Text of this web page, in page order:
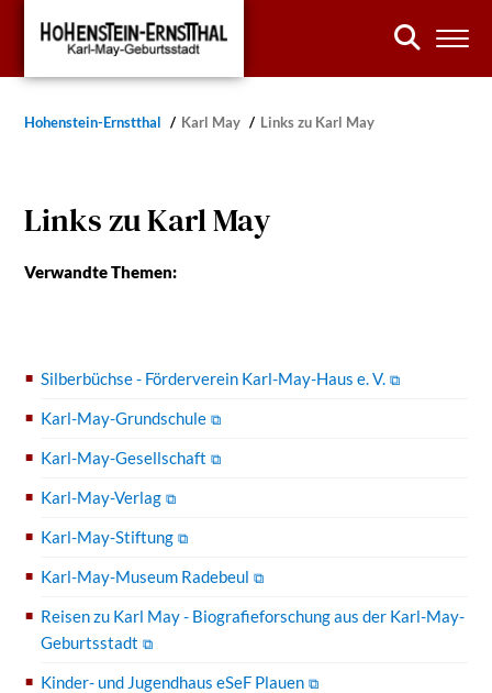
Hohenstein-Ernstthal Karl May Links zu Karl May
Links zu Karl May
Verwandte Themen:
Silberbüchse - Förderverein Karl-May-Haus e. V.
Karl-May-Grundschule
Karl-May-Gesellschaft
Karl-May-Verlag
Karl-May-Stiftung
Karl-May-Museum Radebeul
Reisen zu Karl May - Biografieforschung aus der Karl-May-
Geburtsstadt
Kinder- und Jugendhaus eSeF Plauen